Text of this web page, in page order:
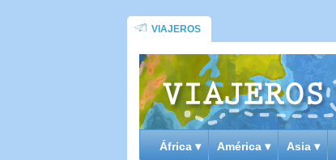
VIAJEROS
África ▾ América ▾ Asia ▾